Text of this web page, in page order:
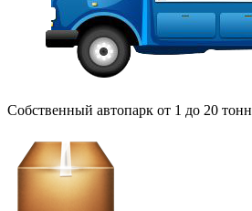
Собственный автопарк от 1 до 20 тонн